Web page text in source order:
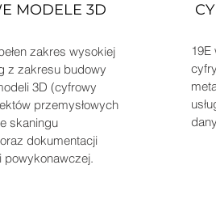
MODELE 3D
zakres wysokiej
z zakresu budowy
3D (cyfrowy
przemysłowych
skaningu
dokumentacji
powykonawczej.